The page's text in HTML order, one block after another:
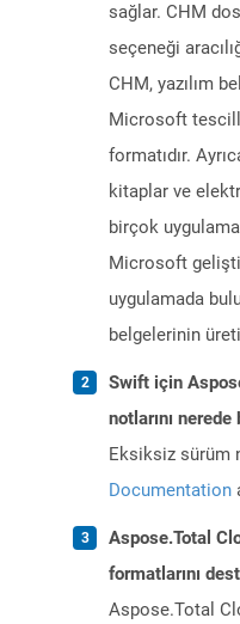
sağlar. CHM
seçeneği
CHM, yazılım
Microsoft
formatıdır.
kitaplar ve
birçok
Microsoft
uygulamada
belgelerinin
Swift için
notlarını
Eksiksiz sürüm
Documentation
Aspose.Total
formatlarını
Aspose.Total